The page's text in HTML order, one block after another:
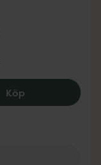
KöpCutrin BIO+